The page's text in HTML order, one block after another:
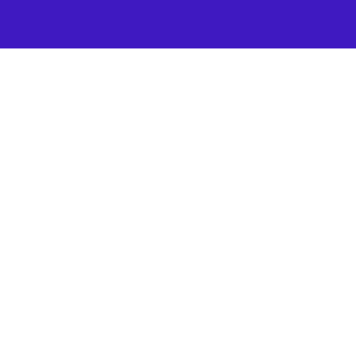
PRIMA POWER